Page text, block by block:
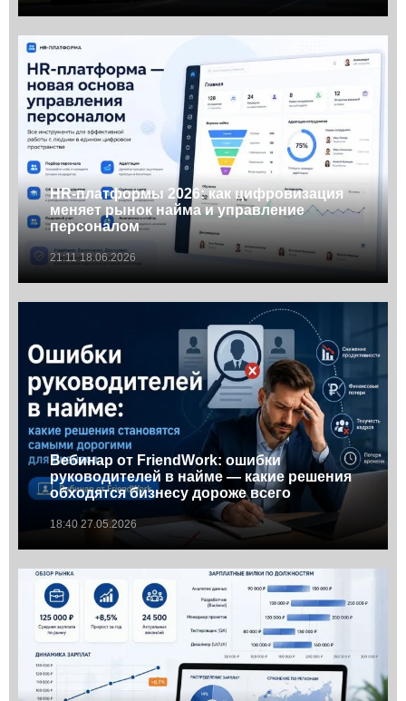
HR-платформы 2026: как цифровизация
меняет рынок найма и управление
персоналом
21:11 18.06.2026
Вебинар от FriendWork: ошибки
руководителей в найме — какие решения
обходятся бизнесу дороже всего
18:40 27.05.2026